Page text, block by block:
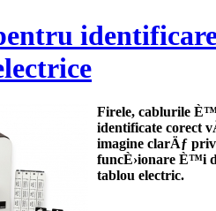
Firele, cablurile
identificate corect
imagine clarÄƒ
funcÈ›ionare È™i
tablou electric.